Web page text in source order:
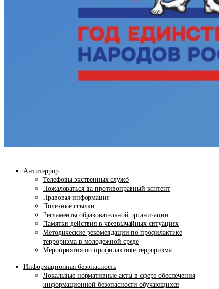
Антитеррор
Телефоны экстренных служб
Пожаловаться на противоправный контент
Правовая информация
Полезные ссылки
Регламенты образовательной организации
Памятки действия в чрезвычайных ситуациях
Методические рекомендации по профилактике
терроризма в молодежной среде
Мероприятия по профилактике терроризма
Информационная безопасность
Локальные нормативные акты в сфере обеспечения
информационной безопасности обучающихся